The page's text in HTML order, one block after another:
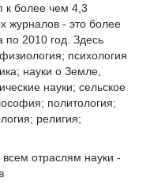
к более чем 4,3
журналов - это более
по 2010 год. Здесь
психология
науки о Земле,
науки; сельское
политология;
религия;
отраслям науки -